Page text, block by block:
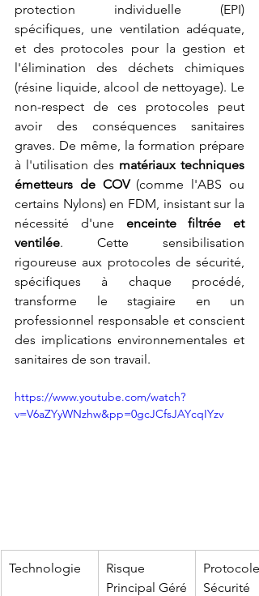
protection individuelle (EPI)
spécifiques, une ventilation adéquate,
et des protocoles pour la gestion et
l'élimination des déchets chimiques
(résine liquide, alcool de nettoyage). Le
non-respect de ces protocoles peut
avoir des conséquences sanitaires
graves. De même, la formation prépare
à l'utilisation des matériaux techniques
émetteurs de COV (comme l'ABS ou
certains Nylons) en FDM, insistant sur la
nécessité d'une enceinte filtrée et
ventilée. Cette sensibilisation
rigoureuse aux protocoles de sécurité,
spécifiques à chaque procédé,
transforme le stagiaire en un
professionnel responsable et conscient
des implications environnementales et
sanitaires de son travail.
https://www.youtube.com/watch?
v=V6aZYyWNzhw&pp=0gcJCfsJAYcqIYzv
Technologie
Risque
Principal Géré
Sécurité